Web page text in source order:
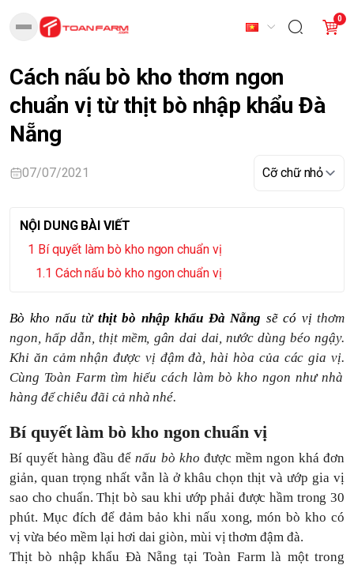
0
Cách nấu bò kho thơm ngon
chuẩn vị từ thịt bò nhập khẩu Đà
Nẵng
07/07/2021
NỘI DUNG BÀI VIẾT
Bí quyết làm bò kho ngon chuẩn vị
Cách nấu bò kho ngon chuẩn vị
Bò kho nấu từ thịt bò nhập khẩu Đà Nẵng sẽ có vịthơm
ngon, hấp dẫn, thịt mềm, gân dai dai, nước dùng béo ngậy.
Khi ăn cảm nhận được vị đậm đà, hài hòa của các gia vị.
Cùng Toàn Farm tìm hiểu cách làm bò kho ngon như nhà
hàng để chiêu đãi cả nhà nhé.
Bí quyết làm bò kho ngon chuẩn vị
Bí quyết hàng đầu đểnấu bò kho được mềm ngon khá đơn
giản, quan trọng nhất vẫn là ở khâu chọn thịt và ướp gia vị
sao cho chuẩn. Thịt bò sau khi ướp phải được hầm trong 30
phút. Mục đích để đảm bảo khi nấu xong, món bò kho có
vị vừa béo mềm lại hơi dai giòn, mùi vị thơm đậm đà.
Thịt bò nhập khẩu Đà Nẵng tại Toàn Farm là một trong